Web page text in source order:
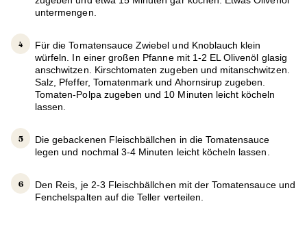
untermengen.
Für die Tomatensauce Zwiebel und Knoblauch klein
würfeln. In einer großen Pfanne mit 1-2 EL Olivenöl glasig
anschwitzen. Kirschtomaten zugeben und mitanschwitzen.
Salz, Pfeffer, Tomatenmark und Ahornsirup zugeben.
Tomaten-Polpa zugeben und 10 Minuten leicht köcheln
lassen.
Die gebackenen Fleischbällchen in die Tomatensauce
legen und nochmal 3-4 Minuten leicht köcheln lassen.
Den Reis, je 2-3 Fleischbällchen mit der Tomatensauce und
Fenchelspalten auf die Teller verteilen.